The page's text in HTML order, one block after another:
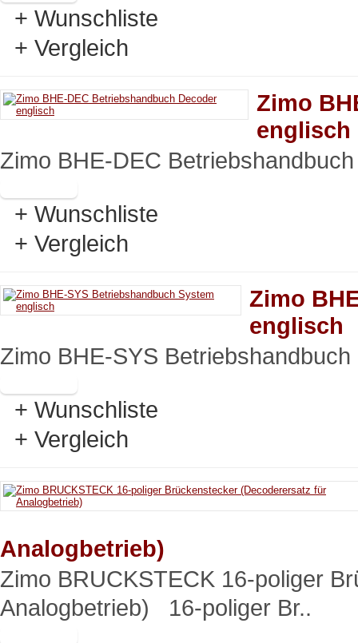
+ Wunschliste
+ Vergleich
Zimo
englisch
Zimo BHE-DEC
+ Wunschliste
+ Vergleich
Zimo
englisch
Zimo BHE-SYS
+ Wunschliste
+ Vergleich
Analogbetrieb)
Zimo BRUCKSTECK 16-poliger
Analogbetrieb) 16-poliger Br..